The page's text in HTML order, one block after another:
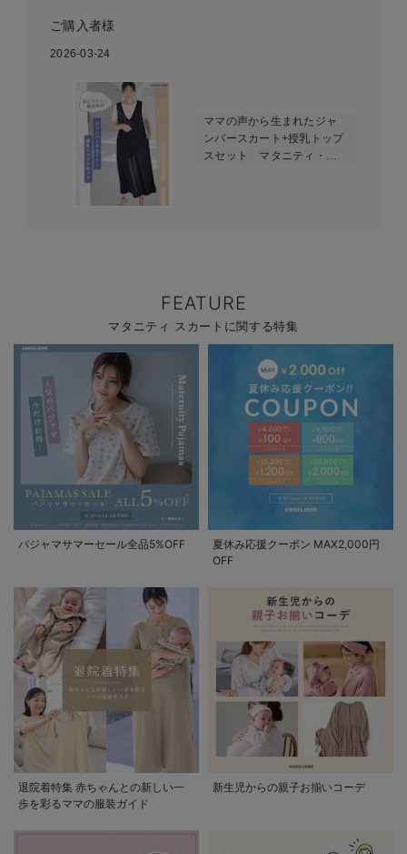
ご購入者様
2026-03-24
ママの声から生まれたジャ
ンパースカート+授乳トップ
スセット マタニティ・授
FEATURE
マタニティ スカートに関する特集
パジャマサマーセール全品5%OFF
夏休み応援クーポン MAX2,000円
OFF
退院着特集 赤ちゃんとの新しい一
歩を彩るママの服装ガイド
新生児からの親子お揃いコーデ